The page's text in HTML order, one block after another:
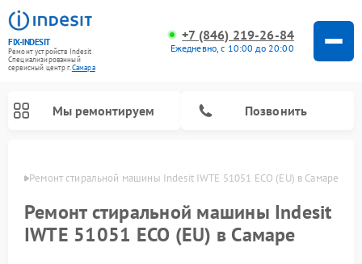
FIX-INDESIT
Ремонт устройств Indesit
Специализированный
cервисный центр г.Самара
+7 (846) 219-26-84
Ежедневно, с 10:00 до 20:00
Мы ремонтируем Позвонить
Ремонт стиральной машины Indesit IWTE 51051 ECO (EU) в Самаре
Ремонт стиральной машины Indesit
IWTE 51051 ECO (EU) в Самаре